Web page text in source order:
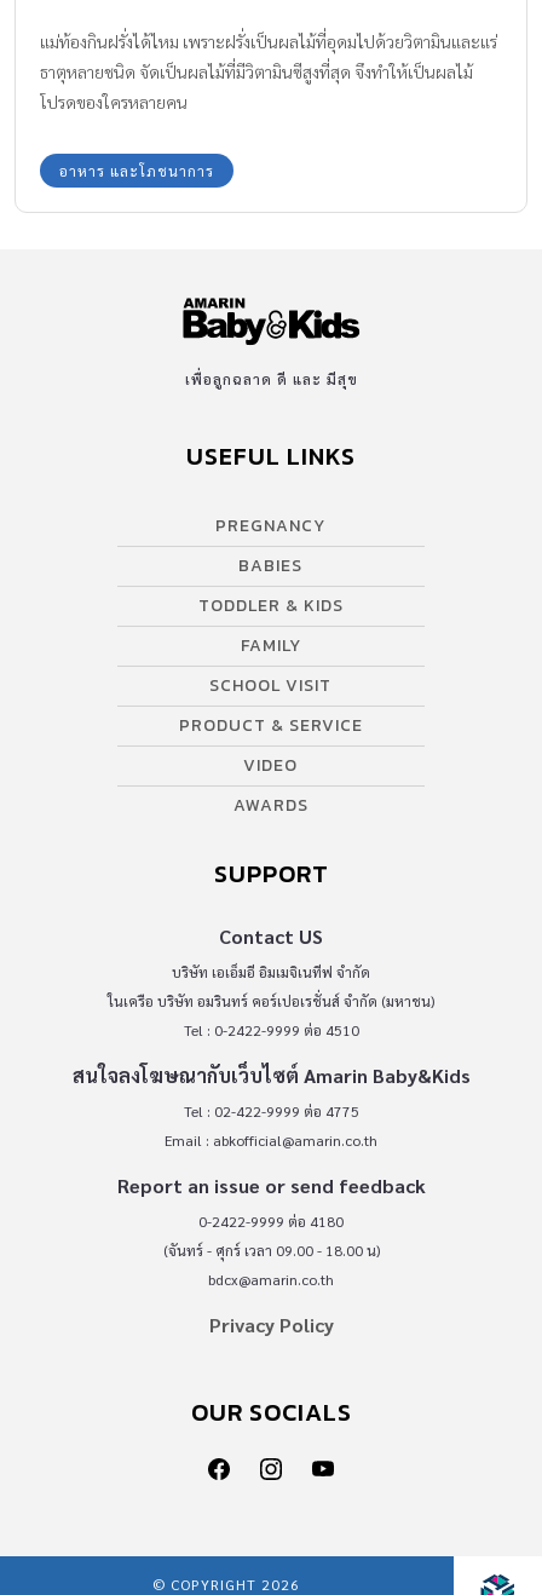
แม่ท้องกินฝรั่งได้ไหม เพราะฝรั่งเป็นผลไม้ที่อุดมไปด้วยวิตามินและแร่
ธาตุหลายชนิด จัดเป็นผลไม้ที่มีวิตามินซีสูงที่สุด จึงทำให้เป็นผลไม้
โปรดของใครหลายคน
อาหาร และโภชนาการ
เพื่อลูกฉลาด ดี และ มีสุข
USEFUL LINKS
PREGNANCY
BABIES
TODDLER & KIDS
FAMILY
SCHOOL VISIT
PRODUCT & SERVICE
VIDEO
AWARDS
SUPPORT
Contact US
บริษัท เอเอ็มอี อิมเมจิเนทีฟ จำกัด
ในเครือ บริษัท อมรินทร์ คอร์เปอเรชั่นส์ จำกัด (มหาชน)
Tel : 0-2422-9999 ต่อ 4510
สนใจลงโฆษณากับเว็บไซต์ Amarin Baby&Kids
Tel : 02-422-9999 ต่อ 4775
Email : abkofficial@amarin.co.th
Report an issue or send feedback
0-2422-9999 ต่อ 4180
(จันทร์ - ศุกร์ เวลา 09.00 - 18.00 น)
bdcx@amarin.co.th
Privacy Policy
OUR SOCIALS
© COPYRIGHT 2026